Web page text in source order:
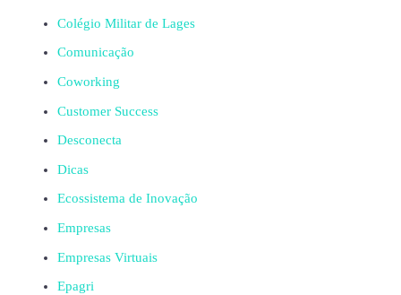
Colégio Militar de Lages
Comunicação
Coworking
Customer Success
Desconecta
Dicas
Ecossistema de Inovação
Empresas
Empresas Virtuais
Epagri